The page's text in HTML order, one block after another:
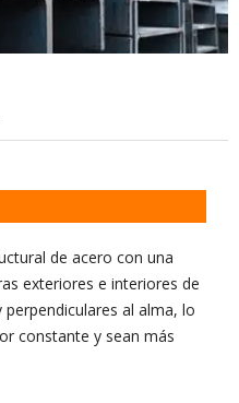
de acero con una
exteriores e interiores de
al alma, lo
constante y sean más